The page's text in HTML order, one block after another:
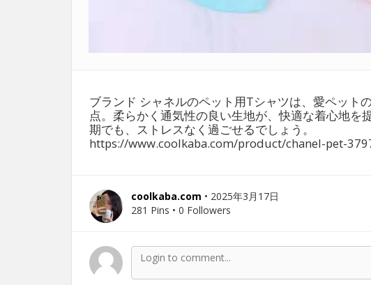
ブランド シャネルのペット用Tシャツは、愛ペット
点。柔らかく通気性の良い生地が、快適な着心地を
期でも、ストレスなく過ごせるでしょう。
https://www.coolkaba.com/product/chanel-pet-
coolkaba.com • 2025年3月17日
281 Pins • 0 Followers